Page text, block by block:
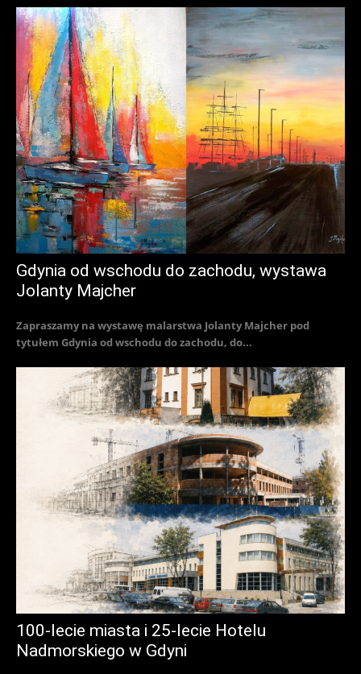
Gdynia od wschodu do zachodu, wystawa
Jolanty Majcher
Zapraszamy na wystawę malarstwa Jolanty Majcher pod
tytułem Gdynia od wschodu do zachodu, do...
100-lecie miasta i 25-lecie Hotelu
Nadmorskiego w Gdyni